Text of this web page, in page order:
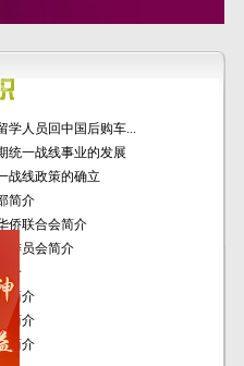
学人员回中国后购车...
统一战线事业的发展
战线政策的确立
简介
侨联合会简介
委员会简介
介
简介
简介
简介